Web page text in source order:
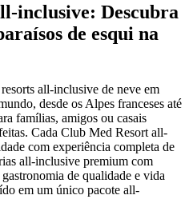
inclusive: Descubra
de esqui na
all-inclusive de neve em
desde os Alpes franceses até
famílias, amigos ou casais
Cada Club Med Resort all-
com experiência completa de
all-inclusive premium com
de qualidade e vida
em um único pacote all-